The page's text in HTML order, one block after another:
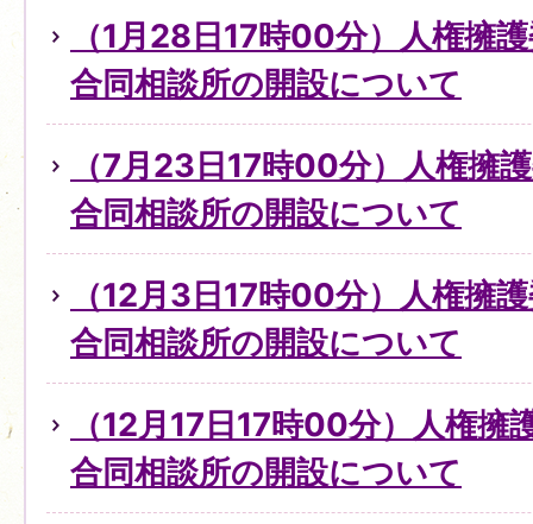
（1月28日17時00分）人権擁
合同相談所の開設について
（7月23日17時00分）人権擁
合同相談所の開設について
（12月3日17時00分）人権擁
合同相談所の開設について
（12月17日17時00分）人権擁
合同相談所の開設について